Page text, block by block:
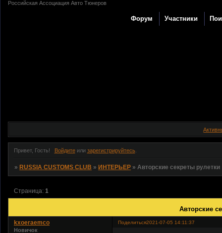
Российская Ассоциация Авто Тюнеров
Форум Участники
Привет, Гость! Войдитеили зарегистрируйтесь.
» RUSSIA CUSTOMS CLUB » ИНТЕРЬЕР »Авторские секреты рулетки
Авторские
Страница:1
Поделиться2021-07-05 14:11:37
kxoeraemco
Новичок